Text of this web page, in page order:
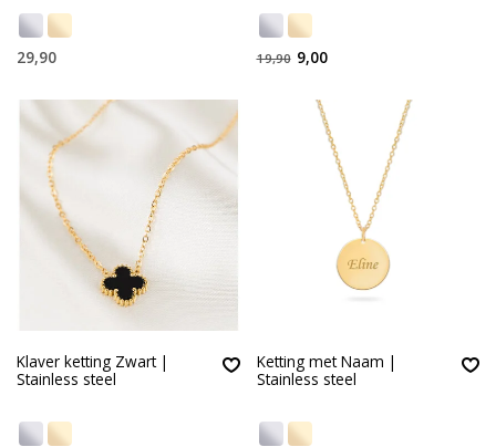
29,90 19,90 9,00
Klaver ketting Zwart |
Stainless steel
Ketting met Naam |
Stainless steel